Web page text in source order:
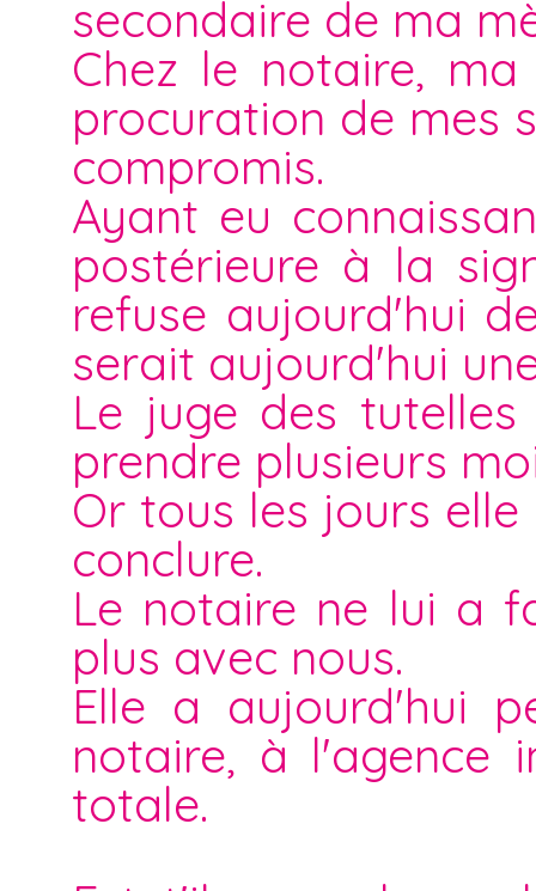
secondaire de ma
Chez le notaire,
procuration de mes
compromis.
Ayant eu
postérieure à la
refuse aujourd'hui
serait aujourd'hui
Le juge des
prendre plusieurs
Or tous les jours
conclure.
Le notaire ne lui a
plus avec nous.
Elle a aujourd'hui
notaire, à l'agence
totale.